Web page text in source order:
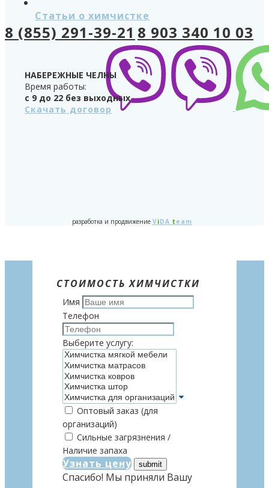
Статьи о химчистке
8 (855) 291-39-21 8 903 340 10 03
НАБЕРЕЖНЫЕ ЧЕЛНЫ
Время работы:
с 9 до 22 без выходных
Скачать договор
разработка и продвижение ViDA t eam
СТОИМОСТЬ ХИМЧИСТКИ
Имя
Телефон
Выберите услугу:
Оптовый заказ (для
организаций)
Сильные загрязнения /
Наличие запаха
Узнать цену
Спасибо! Мы приняли Вашу